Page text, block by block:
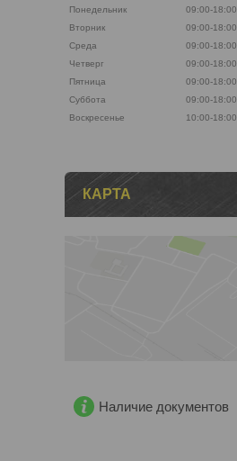
Понедельник
09:00-18:00
Вторник
09:00-18:00
Среда
09:00-18:00
Четверг
09:00-18:00
Пятница
09:00-18:00
Суббота
09:00-18:00
Воскресенье
10:00-18:00
КАРТА
Наличие документов